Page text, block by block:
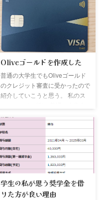
Oliveゴールド まず初めにOliveゴ
ールドカードを紹介する Oliveゴ
ールドは記事で書いているので詳
しくはそちらを見てみてほしい
→リンク 現在は使用していない
が大学生時代のメインカードにし
ていた 当時は大学近くにセブン
イレブンがあったのとバイト先が
セブンイレブンだったこともあ
り、セブンイレブンの買いもの頻
立てをしていたこともあって愛用
していた 現 ...
Oliveゴールドを作成した
普通の大学生でもOliveゴールド
のクレジット審査に受かったので
紹介していこうと思う。 私のス
であると思う。 というのも起業
しているお金持ちの大学生とかも
いるが 私の収入源はアルバイト
だけで、年収は扶養控除内に収め
ないといけないので103万以内で
ある。 クレジットカードは過去4
枚作成しており、延滞などはして
ない。 なぜ作成しようとしたか
私がOliveゴールドを申し込んだ
学生の私が思う奨学金を借
りた方が良い理由